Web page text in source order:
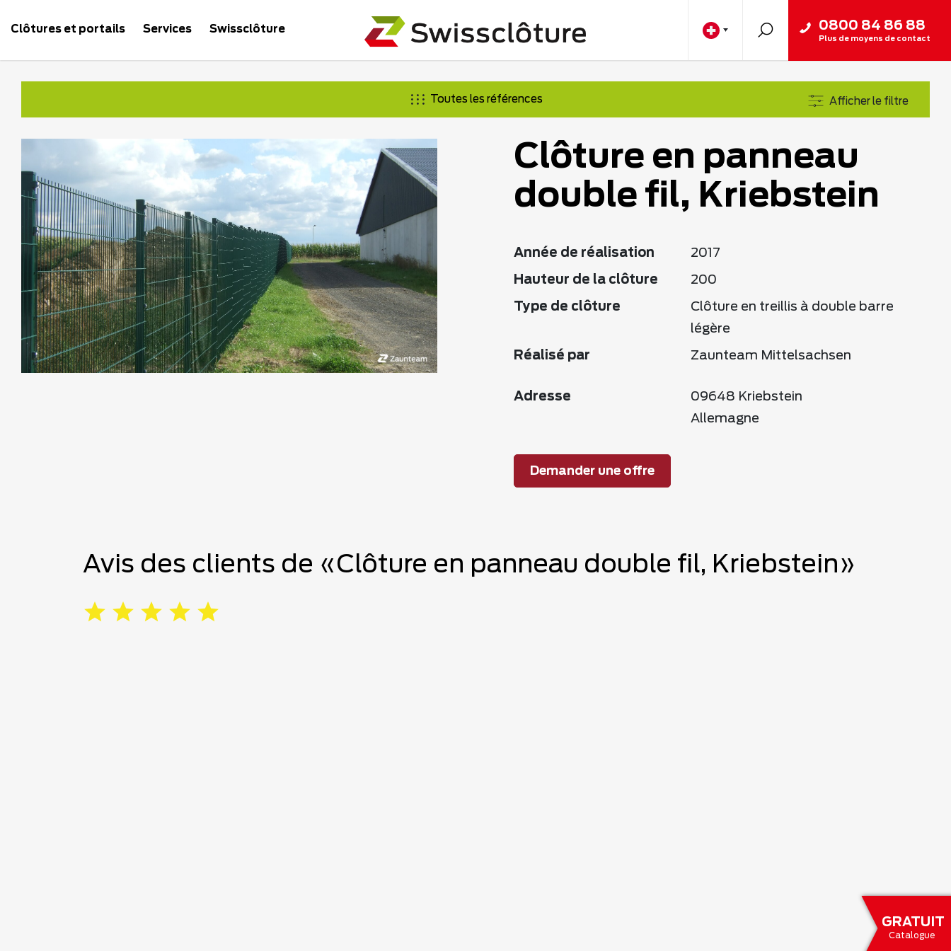
GRATUIT
Catalogue
Clôtures et portails Services Swissclôture 0800 84 86 88
Plus de moyens de contact
Toutes les références Afficher le filtre
Clôture en panneau
double fil, Kriebstein
Année de réalisation 2017
Hauteur de la clôture 200
Type de clôture
Clôture en treillis à double barre
légère
Réalisé par Zaunteam Mittelsachsen
Adresse
09648 Kriebstein
Allemagne
Demander une offre
Avis des clients de «Clôture en panneau double fil, Kriebstein»